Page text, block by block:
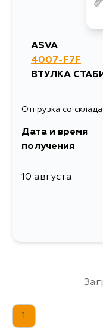
ASVA
4007-F7F
ВТУЛКА
Отгрузка со
Дата и время
получения
10 августа
1